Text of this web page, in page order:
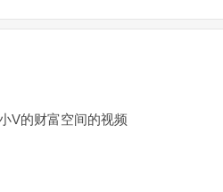
V的财富空间的视频